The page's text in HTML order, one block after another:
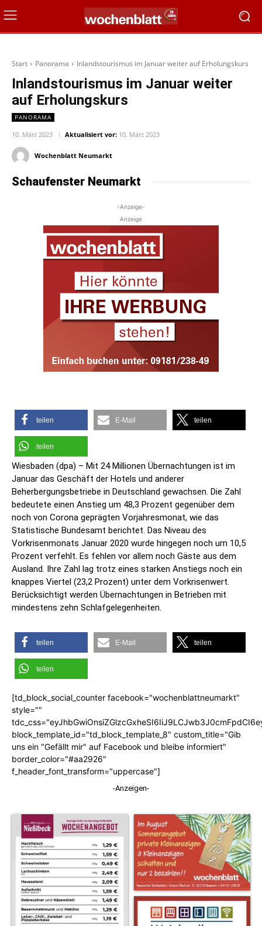
Start Panorama Inlandstourismus im Januar weiter auf Erholungskurs
Inlandstourismus im Januar weiter
auf Erholungskurs
PANORAMA
10. März 2023 Aktualisiert vor: 10. März 2023
Wochenblatt Neumarkt
Schaufenster Neumarkt
-Anzeige-
Anzeige
teilen E-Mail teilen
teilen
Wiesbaden (dpa) – Mit 24 Millionen Übernachtungen ist im
Januar das Geschäft der Hotels und anderer
Beherbergungsbetriebe in Deutschland gewachsen. Die Zahl
bedeutete einen Anstieg um 48,3 Prozent gegenüber dem
noch von Corona geprägten Vorjahresmonat, wie das
Statistische Bundesamt berichtet. Das Niveau des
Vorkrisenmonats Januar 2020 wurde hingegen noch um 10,5
Prozent verfehlt. Es fehlen vor allem noch Gäste aus dem
Ausland. Ihre Zahl lag trotz eines starken Anstiegs noch ein
knappes Viertel (23,2 Prozent) unter dem Vorkrisenwert.
Berücksichtigt werden Übernachtungen in Betrieben mit
mindestens zehn Schlafgelegenheiten.
teilen E-Mail teilen
teilen
[td_block_social_counter facebook="wochenblattneumarkt"
style=""
block_template_id="td_block_template_8" custom_title="Gib
uns ein "Gefällt mir" auf Facebook und bleibe informiert"
border_color="#aa2926"
f_header_font_transform="uppercase"]
-Anzeigen-